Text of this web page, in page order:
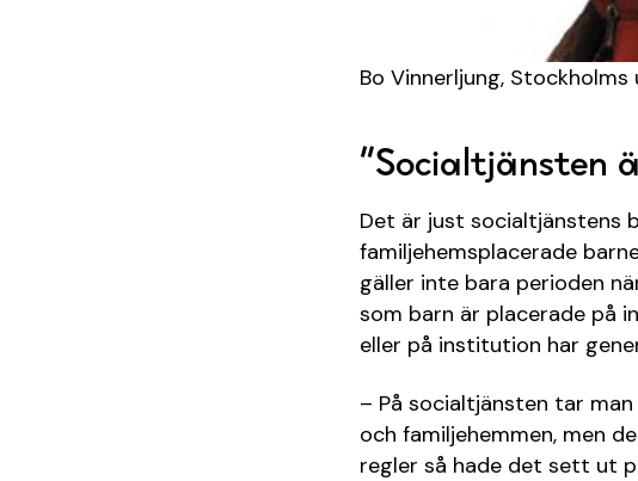
Bo Vinnerljung,
”Socialtjänsten
Det är just socialtjänstens
familjehemsplacerade
gäller inte bara perioden
som barn är placerade på
eller på institution har
– På socialtjänsten tar
och familjehemmen, men
regler så hade det sett ut